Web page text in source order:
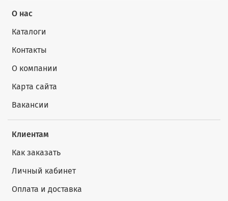
О нас
Каталоги
Контакты
О компании
Карта сайта
Вакансии
Клиентам
Как заказать
Личный кабинет
Оплата и доставка